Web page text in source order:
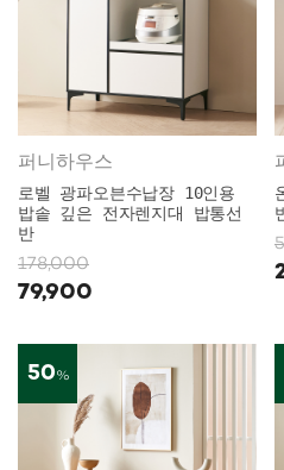
퍼니하우스
로벨 광파오븐수납장 10인용
밥솥 깊은 전자렌지대 밥통선
반
178,000
79,900
50%